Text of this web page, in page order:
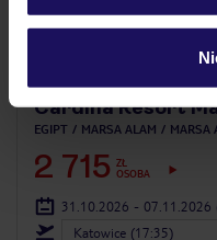
Cardina Resort
EGIPT MARSA ALAM MARSA
2 715 ZŁ
OSOBA
31.10.2026 - 07.11.2026
Katowice (17:35)